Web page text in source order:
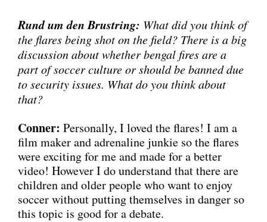
Rund um den Brust­ring: What did you think of
the fla­res being shot on the field? The­re is a big
dis­cus­sion about whe­ther ben­gal fires are a
part of soc­cer cul­tu­re or should be ban­ned due
to secu­ri­ty issues. What do you think about
that?
Con­ner: Per­so­nal­ly, I loved the fla­res! I am a
film maker and adre­na­line jun­kie so the fla­res
were exci­ting for me and made for a bet­ter
video! Howe­ver I do under­stand that the­re are
child­ren and older peo­p­le who want to enjoy
soc­cer wit­hout put­ting them­sel­ves in dan­ger so
this topic is good for a deba­te.